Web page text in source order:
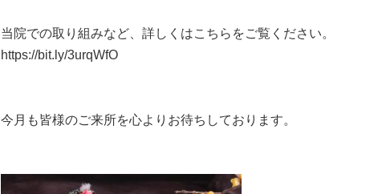
当院での取り組みなど、詳しくはこちらをご覧ください。
https://bit.ly/3urqWfO
今月も皆様のご来所を心よりお待ちしております。